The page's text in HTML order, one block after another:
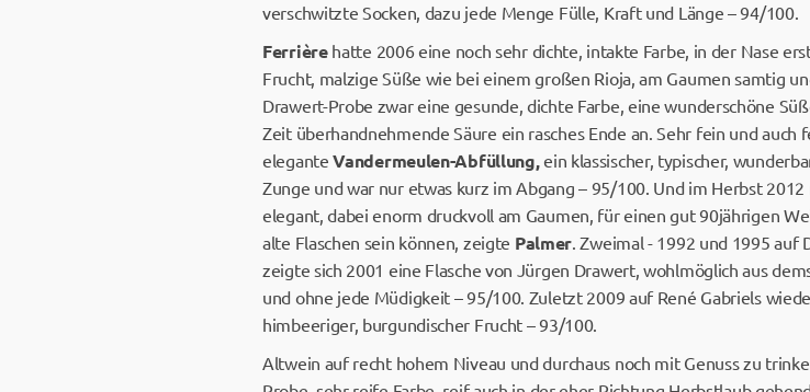
verschwitzte Socken, dazu jede Menge Fülle, Kraft und Länge – 94/100.
Ferrièrehatte 2006 eine noch sehr dichte, intakte Farbe, in der Nase
Frucht, malzige Süße wie bei einem großen Rioja, am Gaumen samtig
Drawert-Probe zwar eine gesunde, dichte Farbe, eine wunderschöne
Zeit überhandnehmende Säure ein rasches Ende an. Sehr fein und
eleganteVandermeulen-Abfüllung,ein klassischer, typischer,
Zunge und war nur etwas kurz im Abgang – 95/100. Und im Herbst
elegant, dabei enorm druckvoll am Gaumen, für einen gut 90jährigen
alte Flaschen sein können, zeigte Palmer. Zweimal - 1992 und 1995 auf
zeigte sich 2001 eine Flasche von Jürgen Drawert, wohlmöglich aus
und ohne jede Müdigkeit – 95/100. Zuletzt 2009 auf René Gabriels
himbeeriger, burgundischer Frucht – 93/100.
Altwein auf recht hohem Niveau und durchaus noch mit Genuss zu